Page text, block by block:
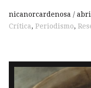
nicanorcardenosa
Crítica, Periodismo,